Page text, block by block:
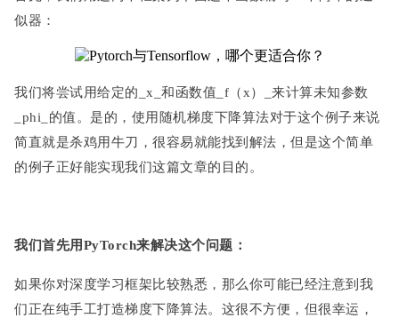
似器：
我们将尝试用给定的_x_和函数值_f（x）_来计算未知参数
_phi_的值。是的，使用随机梯度下降算法对于这个例子来说
简直就是杀鸡用牛刀，很容易就能找到解法，但是这个简单
的例子正好能实现我们这篇文章的目的。
我们首先用PyTorch来解决这个问题：
如果你对深度学习框架比较熟悉，那么你可能已经注意到我
们正在纯手工打造梯度下降算法。这很不方便，但很幸运，